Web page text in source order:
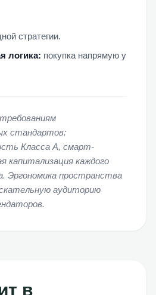
стратегии.
логика: покупка напрямую у
стандартов:
Класса А, смарт-
капитализация каждого
Эргономика пространства
аудиторию
в